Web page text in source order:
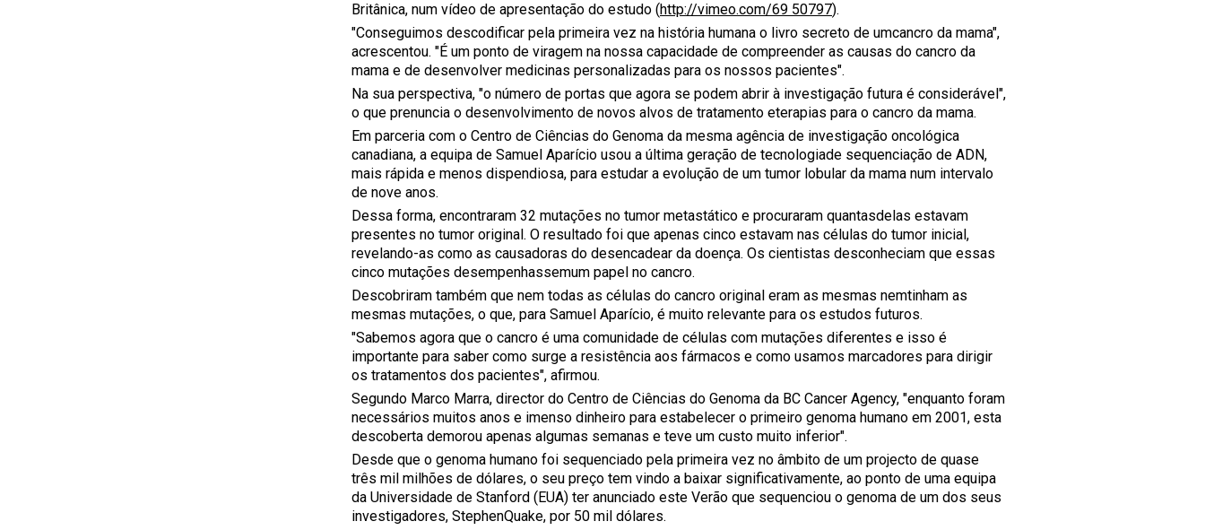
Britânica, num vídeo de apresentação do estudo (http://vimeo.com/69 50797).
"Conseguimos descodificar pela primeira vez na história humana o livro secreto de umcancro da mama",
acrescentou. "É um ponto de viragem na nossa capacidade de compreender as causas do cancro da
mama e de desenvolver medicinas personalizadas para os nossos pacientes".
Na sua perspectiva, "o número de portas que agora se podem abrir à investigação futura é considerável",
o que prenuncia o desenvolvimento de novos alvos de tratamento eterapias para o cancro da mama.
Em parceria com o Centro de Ciências do Genoma da mesma agência de investigação oncológica
canadiana, a equipa de Samuel Aparício usou a última geração de tecnologiade sequenciação de ADN,
mais rápida e menos dispendiosa, para estudar a evolução de um tumor lobular da mama num intervalo
de nove anos.
Dessa forma, encontraram 32 mutações no tumor metastático e procuraram quantasdelas estavam
presentes no tumor original. O resultado foi que apenas cinco estavam nas células do tumor inicial,
revelando-as como as causadoras do desencadear da doença. Os cientistas desconheciam que essas
cinco mutações desempenhassemum papel no cancro.
Descobriram também que nem todas as células do cancro original eram as mesmas nemtinham as
mesmas mutações, o que, para Samuel Aparício, é muito relevante para os estudos futuros.
"Sabemos agora que o cancro é uma comunidade de células com mutações diferentes e isso é
importante para saber como surge a resistência aos fármacos e como usamos marcadores para dirigir
os tratamentos dos pacientes", afirmou.
Segundo Marco Marra, director do Centro de Ciências do Genoma da BC Cancer Agency, "enquanto foram
necessários muitos anos e imenso dinheiro para estabelecer o primeiro genoma humano em 2001, esta
descoberta demorou apenas algumas semanas e teve um custo muito inferior".
Desde que o genoma humano foi sequenciado pela primeira vez no âmbito de um projecto de quase
três mil milhões de dólares, o seu preço tem vindo a baixar significativamente, ao ponto de uma equipa
da Universidade de Stanford (EUA) ter anunciado este Verão que sequenciou o genoma de um dos seus
investigadores, StephenQuake, por 50 mil dólares.